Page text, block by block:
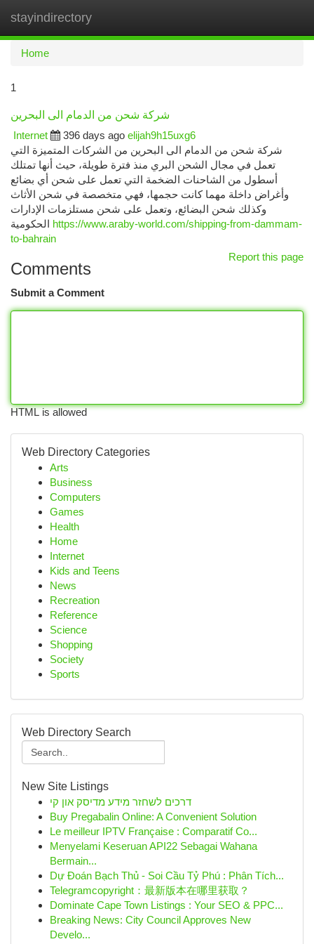
stayindirectory
Home
1
شركة شحن من الدمام الى البحرين
Internet
396 days ago elijah9h15uxg6
شركة شحن من الدمام الى البحرين من الشركات المتميزة التي
تعمل في مجال الشحن البري منذ فترة طويلة، حيث أنها تمتلك
أسطول من الشاحنات الضخمة التي تعمل على شحن أي بضائع
وأغراض داخلة مهما كانت حجمها، فهي متخصصة في شحن الأثاث
وكذلك شحن البضائع، وتعمل على شحن مستلزمات الإدارات
https://www.araby-world.com/shipping-from-dammam-
to-bahrain
Report this page
Comments
Submit a Comment
HTML is allowed
Web Directory Categories
Arts
Business
Computers
Games
Health
Home
Internet
Kids and Teens
News
Recreation
Reference
Science
Shopping
Society
Sports
Web Directory Search
New Site Listings
דרכים לשחזר מידע מדיסק און קי
Buy Pregabalin Online: A Convenient Solution
Le meilleur IPTV Française : Comparatif Co...
Menyelami Keseruan API22 Sebagai Wahana
Bermain...
Dự Đoán Bạch Thủ - Soi Cầu Tỷ Phú : Phân Tích...
Telegramcopyright：最新版本在哪里获取？
Dominate Cape Town Listings : Your SEO & PPC...
Breaking News: City Council Approves New
Develo...